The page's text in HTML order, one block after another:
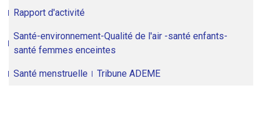
Rapport d'activité
Santé-environnement-Qualité de l'air -santé enfants-
santé femmes enceintes
Santé menstruelle Tribune ADEME